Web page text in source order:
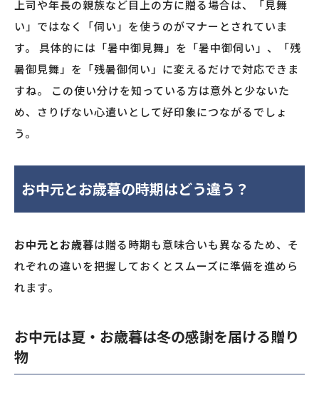
上司や年長の親族など目上の方に贈る場合は、「見舞
い」ではなく「伺い」を使うのがマナーとされていま
す。 具体的には「暑中御見舞」を「暑中御伺い」、「残
暑御見舞」を「残暑御伺い」に変えるだけで対応できま
すね。 この使い分けを知っている方は意外と少ないた
め、さりげない心遣いとして好印象につながるでしょ
う。
お中元とお歳暮の時期はどう違う？
お中元とお歳暮は贈る時期も意味合いも異なるため、そ
れぞれの違いを把握しておくとスムーズに準備を進めら
れます。
お中元は夏・お歳暮は冬の感謝を届ける贈り
物